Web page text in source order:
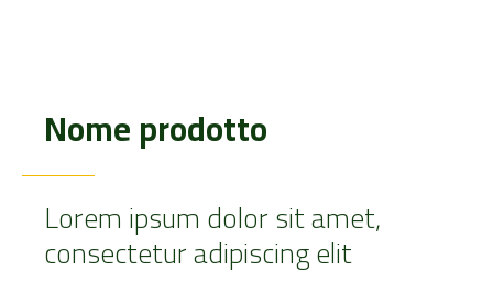
Nome prodotto
Lorem ipsum dolor sit amet,
consectetur adipiscing elit